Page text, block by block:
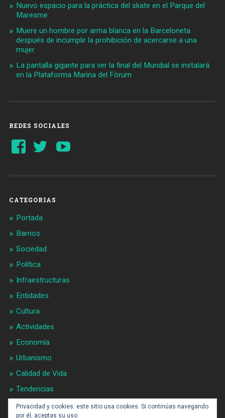
Nuevo espacio para la práctica del skate en el Parque del
Maresme
Muere un hombre por arma blanca en la Barceloneta
después de incumplir la prohibición de acercarse a una
mujer
La pantalla gigante para ver la final del Mundial se instalará
en la Plataforma Marina del Fòrum
REDES SOCIALES
Ver
perfil
Ver
perfil
CATEGORIAS
Portada
Barrios
Sociedad
Política
Infraestructuras
Entidades
Cultura
Actividades
Economía
Urbanismo
Calidad de Vida
Tendencias
Gran BCN
Privacidad y cookies: este sitio usa cookies. Si continúas navegando
por él, aceptas su uso.